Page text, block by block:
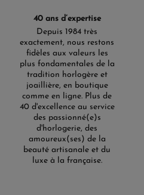
40 ans d’expertise
Depuis 1984 très
exactement, nous restons
fidèles aux valeurs les
plus fondamentales de la
tradition horlogère et
joaillière, en boutique
comme en ligne. Plus de
40 d'excellence au service
des passionné(e)s
d'horlogerie, des
amoureux(ses) de la
beauté artisanale et du
luxe à la française.